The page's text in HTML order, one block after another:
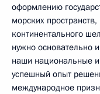
оформлению
морских
континентального
нужно основательно
наши национальные
успешный опыт
международное